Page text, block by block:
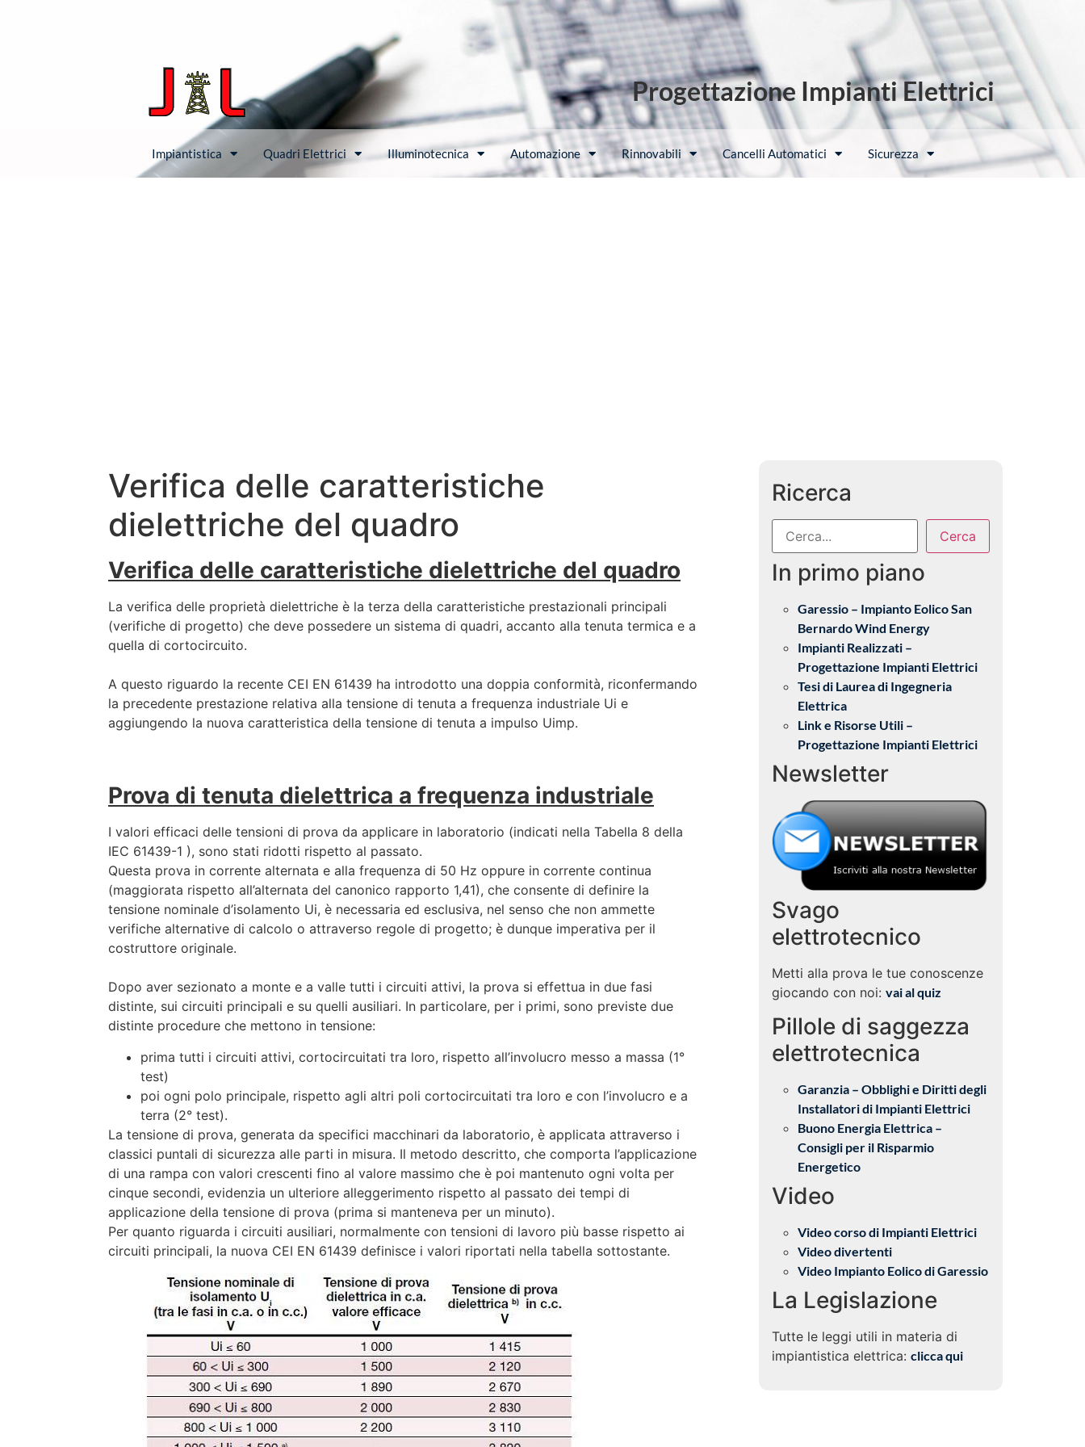
Progettazione Impianti Elettrici
Impiantistica Quadri Elettrici Illuminotecnica Automazione Rinnovabili Cancelli Automatici Sicurezza
Verifica delle caratteristiche
dielettriche del quadro
Verifica delle caratteristiche dielettriche del quadro
La verifica delle proprietà dielettriche è la terza della caratteristiche prestazionali principali
(verifiche di progetto) che deve possedere un sistema di quadri, accanto alla tenuta termica e a
quella di cortocircuito.
A questo riguardo la recente CEI EN 61439 ha introdotto una doppia conformità, riconfermando
la precedente prestazione relativa alla tensione di tenuta a frequenza industriale Ui e
aggiungendo la nuova caratteristica della tensione di tenuta a impulso Uimp.
Prova di tenuta dielettrica a frequenza industriale
I valori efficaci delle tensioni di prova da applicare in laboratorio (indicati nella Tabella 8 della
IEC 61439-1 ), sono stati ridotti rispetto al passato.
Questa prova in corrente alternata e alla frequenza di 50 Hz oppure in corrente continua
(maggiorata rispetto all’alternata del canonico rapporto 1,41), che consente di definire la
tensione nominale d’isolamento Ui, è necessaria ed esclusiva, nel senso che non ammette
verifiche alternative di calcolo o attraverso regole di progetto; è dunque imperativa per il
costruttore originale.
Dopo aver sezionato a monte e a valle tutti i circuiti attivi, la prova si effettua in due fasi
distinte, sui circuiti principali e su quelli ausiliari. In particolare, per i primi, sono previste due
distinte procedure che mettono in tensione:
prima tutti i circuiti attivi, cortocircuitati tra loro, rispetto all’involucro messo a massa (1°
test)
poi ogni polo principale, rispetto agli altri poli cortocircuitati tra loro e con l’involucro e a
terra (2° test).
La tensione di prova, generata da specifici macchinari da laboratorio, è applicata attraverso i
classici puntali di sicurezza alle parti in misura. Il metodo descritto, che comporta l’applicazione
di una rampa con valori crescenti fino al valore massimo che è poi mantenuto ogni volta per
cinque secondi, evidenzia un ulteriore alleggerimento rispetto al passato dei tempi di
applicazione della tensione di prova (prima si manteneva per un minuto).
Per quanto riguarda i circuiti ausiliari, normalmente con tensioni di lavoro più basse rispetto ai
circuiti principali, la nuova CEI EN 61439 definisce i valori riportati nella tabella sottostante.
Ricerca
Cerca
In primo piano
Garessio – Impianto Eolico San
Bernardo Wind Energy
Impianti Realizzati –
Progettazione Impianti Elettrici
Tesi di Laurea di Ingegneria
Elettrica
Link e Risorse Utili –
Progettazione Impianti Elettrici
Newsletter
Svago
elettrotecnico
Metti alla prova le tue conoscenze
giocando con noi: vai al quiz
Pillole di saggezza
elettrotecnica
Garanzia – Obblighi e Diritti degli
Installatori di Impianti Elettrici
Buono Energia Elettrica –
Consigli per il Risparmio
Energetico
Video
Video corso di Impianti Elettrici
Video divertenti
Video Impianto Eolico di Garessio
La Legislazione
Tutte le leggi utili in materia di
impiantistica elettrica: clicca qui